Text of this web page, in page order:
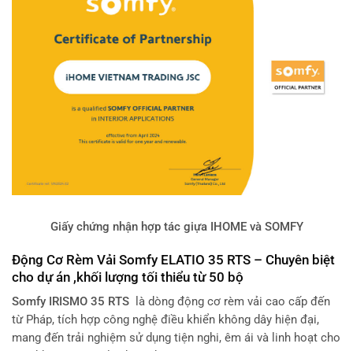
Giấy chứng nhận hợp tác giựa IHOME và SOMFY
Động Cơ Rèm Vải Somfy ELATIO 35 RTS – Chuyên biệt
cho dự án ,khối lượng tối thiểu từ 50 bộ
Somfy IRISMO 35 RTS
là dòng động cơ rèm vải cao cấp đến
từ Pháp, tích hợp công nghệ điều khiển không dây hiện đại,
mang đến trải nghiệm sử dụng tiện nghi, êm ái và linh hoạt cho